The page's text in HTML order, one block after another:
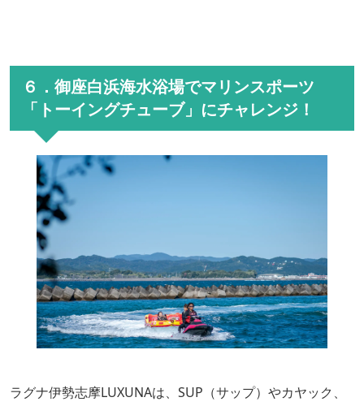
６．御座白浜海水浴場でマリンスポーツ
「トーイングチューブ」にチャレンジ！
ラグナ伊勢志摩LUXUNAは、SUP（サップ）やカヤック、